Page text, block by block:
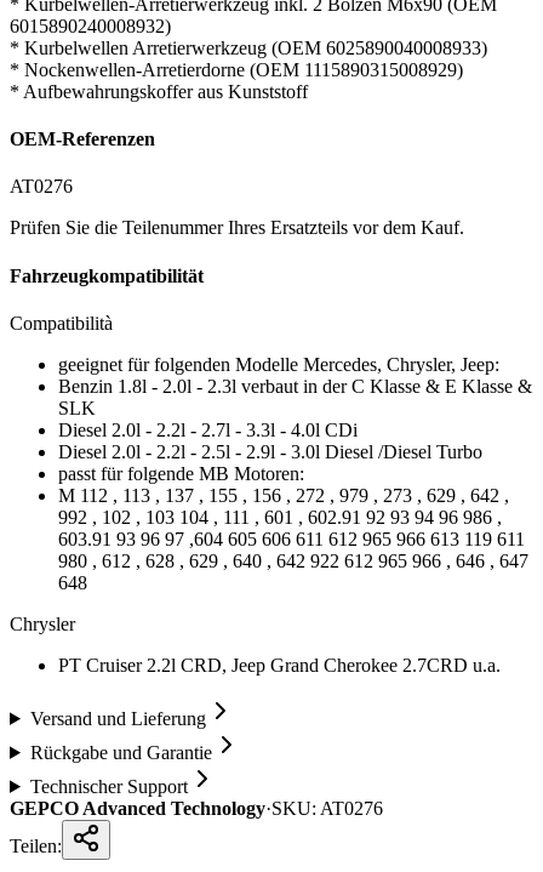
6015890240008932)
* Kurbelwellen Arretierwerkzeug (OEM 6025890040008933)
* Nockenwellen-Arretierdorne (OEM 1115890315008929)
* Aufbewahrungskoffer aus Kunststoff
OEM-Referenzen
AT0276
Prüfen Sie die Teilenummer Ihres Ersatzteils vor dem Kauf.
Fahrzeugkompatibilität
Compatibilità
geeignet für folgenden Modelle Mercedes, Chrysler, Jeep:
Benzin 1.8l - 2.0l - 2.3l verbaut in der C Klasse & E Klasse &
SLK
Diesel 2.0l - 2.2l - 2.7l - 3.3l - 4.0l CDi
Diesel 2.0l - 2.2l - 2.5l - 2.9l - 3.0l Diesel /Diesel Turbo
passt für folgende MB Motoren:
M 112 , 113 , 137 , 155 , 156 , 272 , 979 , 273 , 629 , 642 ,
992 , 102 , 103 104 , 111 , 601 , 602.91 92 93 94 96 986 ,
603.91 93 96 97 ,604 605 606 611 612 965 966 613 119 611
980 , 612 , 628 , 629 , 640 , 642 922 612 965 966 , 646 , 647
648
Chrysler
PT Cruiser 2.2l CRD, Jeep Grand Cherokee 2.7CRD u.a.
Versand und Lieferung
Rückgabe und Garantie
Technischer Support
GEPCO Advanced Technology·SKU: AT0276
Teilen: